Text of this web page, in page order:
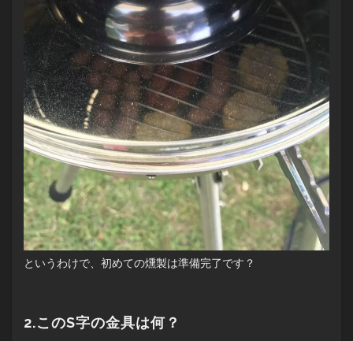
というわけで、初めての燻製は準備完了です？
2.このS字の金具は何？